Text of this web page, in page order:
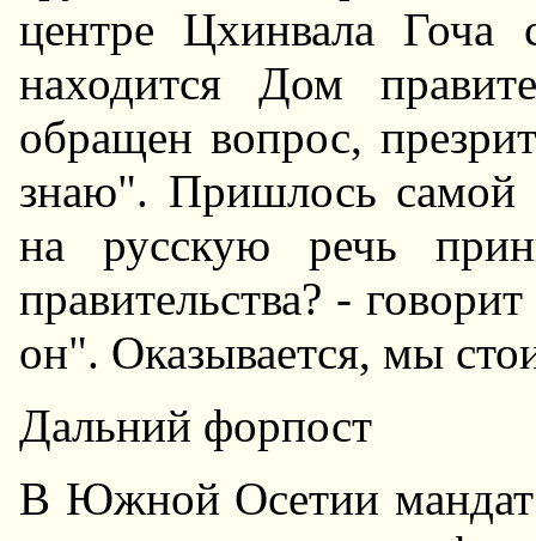
центре Цхинвала Гоча
находится Дом
обращен вопрос,
знаю". Пришлось самой
на русскую речь
правительства? -
он". Оказывается, мы
Дальний форпост
В Южной Осетии мандат